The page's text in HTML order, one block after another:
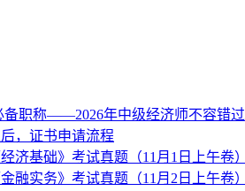
备职称——2026年中级经济师不容错过
，证书申请流程
济基础》考试真题（11月1日上午卷）
融实务》考试真题（11月2日上午卷）